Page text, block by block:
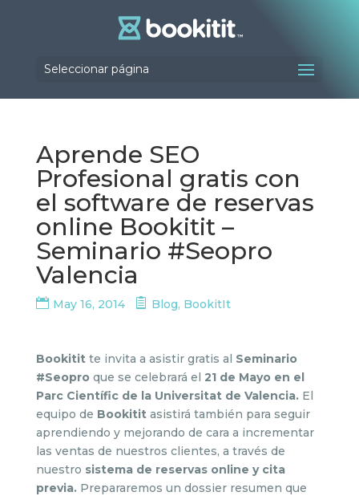
Seleccionar página
Aprende SEO
Profesional gratis con
el software de reservas
online Bookitit –
Seminario #Seopro
Valencia
May 16, 2014 Blog, BookitIt
Bookititte invita a asistir gratis al Seminario
#Seopro que se celebrará el 21 de Mayo en el
Parc Científic de la Universitat de Valencia. El
equipo de Bookitit asistirá también para seguir
aprendiendo y mejorando de cara a incrementar
las ventas de nuestros clientes, a través de
nuestro sistema de reservas online y cita
previa. Prepararemos un dossier resumen que